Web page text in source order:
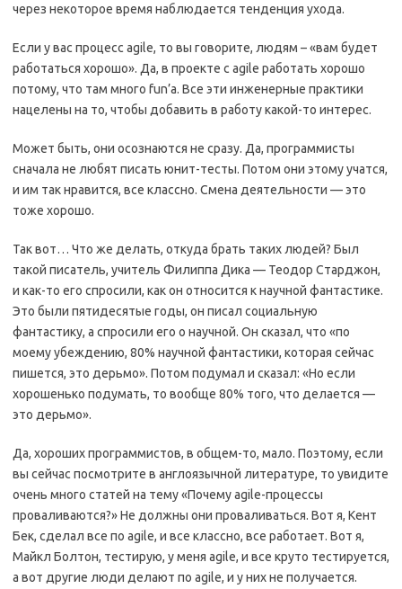
через некоторое время наблюдается тенденция ухода.
Если у вас процесс agile, то вы говорите, людям – «вам будет
работаться хорошо». Да, в проекте с agile работать хорошо
потому, что там много fun’а. Все эти инженерные практики
нацелены на то, чтобы добавить в работу какой-то интерес.
Может быть, они осознаются не сразу. Да, программисты
сначала не любят писать юнит-тесты. Потом они этому учатся,
и им так нравится, все классно. Смена деятельности — это
тоже хорошо.
Так вот… Что же делать, откуда брать таких людей? Был
такой писатель, учитель Филиппа Дика — Теодор Старджон,
и как-то его спросили, как он относится к научной фантастике.
Это были пятидесятые годы, он писал социальную
фантастику, а спросили его о научной. Он сказал, что «по
моему убеждению, 80% научной фантастики, которая сейчас
пишется, это дерьмо». Потом подумал и сказал: «Но если
хорошенько подумать, то вообще 80% того, что делается —
это дерьмо».
Да, хороших программистов, в общем-то, мало. Поэтому, если
вы сейчас посмотрите в англоязычной литературе, то увидите
очень много статей на тему «Почему agile-процессы
проваливаются?» Не должны они проваливаться. Вот я, Кент
Бек, сделал все по agile, и все классно, все работает. Вот я,
Майкл Болтон, тестирую, у меня agile, и все круто тестируется,
а вот другие люди делают по agile, и у них не получается.